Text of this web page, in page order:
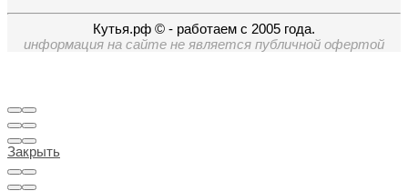
Кутья.рф © - работаем с 2005 года.
информация на сайте не является публичной офертой
Закрыть